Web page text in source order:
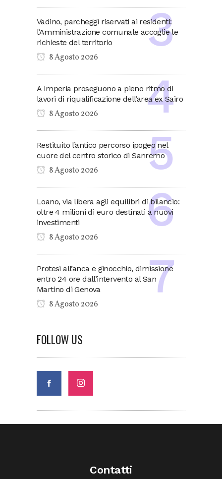
Vadino, parcheggi riservati ai residenti:
l’Amministrazione comunale accoglie le
richieste del territorio
8 Agosto 2026
A Imperia proseguono a pieno ritmo di
lavori di riqualificazione dell’area ex Sairo
8 Agosto 2026
Restituito l’antico percorso ipogeo nel
cuore del centro storico di Sanremo
8 Agosto 2026
Loano, via libera agli equilibri di bilancio:
oltre 4 milioni di euro destinati a nuovi
investimenti
8 Agosto 2026
Protesi all’anca e ginocchio, dimissione
entro 24 ore dall’intervento al San
Martino di Genova
8 Agosto 2026
FOLLOW US
Contatti